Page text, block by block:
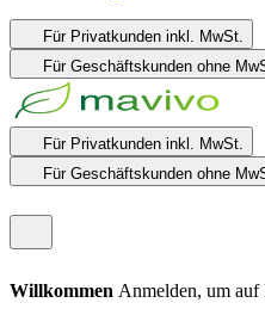
Für Privatkunden inkl. MwSt.
Für Geschäftskunden ohne
Für Privatkunden inkl. MwSt.
Für Geschäftskunden ohne
Willkommen Anmelden, um